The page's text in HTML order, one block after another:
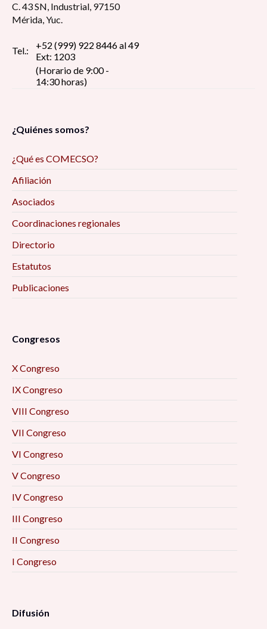
C. 43 SN, Industrial, 97150
Mérida, Yuc.
Tel.:
+52 (999) 922 8446 al 49
Ext: 1203
(Horario de 9:00 -
14:30 horas)
¿Quiénes somos?
¿Qué es COMECSO?
Afiliación
Asociados
Coordinaciones regionales
Directorio
Estatutos
Publicaciones
Congresos
X Congreso
IX Congreso
VIII Congreso
VII Congreso
VI Congreso
V Congreso
IV Congreso
III Congreso
II Congreso
I Congreso
Difusión